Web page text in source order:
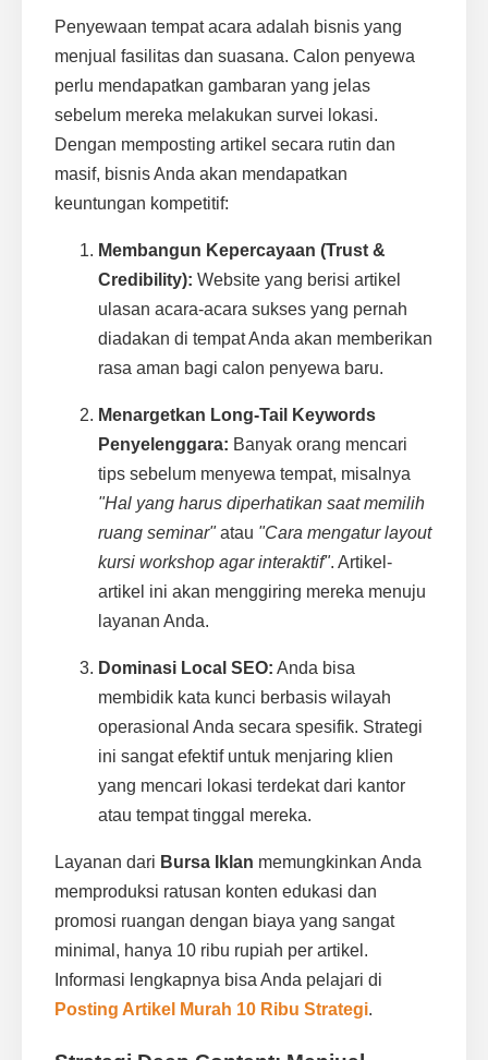
Penyewaan tempat acara adalah bisnis yang
menjual fasilitas dan suasana. Calon penyewa
perlu mendapatkan gambaran yang jelas
sebelum mereka melakukan survei lokasi.
Dengan memposting artikel secara rutin dan
masif, bisnis Anda akan mendapatkan
keuntungan kompetitif:
Membangun Kepercayaan (Trust &
Credibility): Website yang berisi artikel
ulasan acara-acara sukses yang pernah
diadakan di tempat Anda akan memberikan
rasa aman bagi calon penyewa baru.
Menargetkan Long-Tail Keywords
Penyelenggara: Banyak orang mencari
tips sebelum menyewa tempat, misalnya
"Hal yang harus diperhatikan saat memilih
ruang seminar"atau "Cara mengatur layout
kursi workshop agar interaktif". Artikel-
artikel ini akan menggiring mereka menuju
layanan Anda.
Dominasi Local SEO: Anda bisa
membidik kata kunci berbasis wilayah
operasional Anda secara spesifik. Strategi
ini sangat efektif untuk menjaring klien
yang mencari lokasi terdekat dari kantor
atau tempat tinggal mereka.
Layanan dari Bursa Iklan memungkinkan Anda
memproduksi ratusan konten edukasi dan
promosi ruangan dengan biaya yang sangat
minimal, hanya 10 ribu rupiah per artikel.
Informasi lengkapnya bisa Anda pelajari di
Posting Artikel Murah 10 Ribu Strategi.